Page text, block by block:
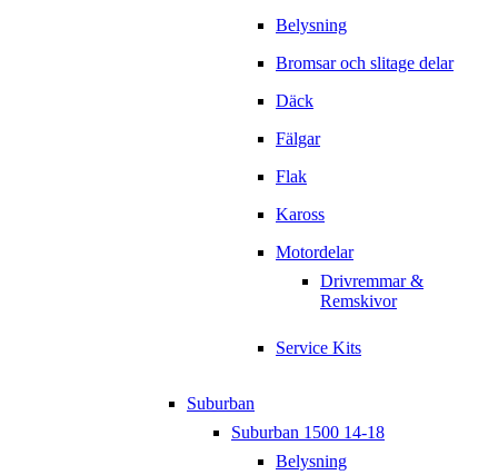
Belysning
Bromsar och slitage delar
Däck
Fälgar
Flak
Kaross
Motordelar
Drivremmar &
Remskivor
Service Kits
Suburban
Suburban 1500 14-18
Belysning